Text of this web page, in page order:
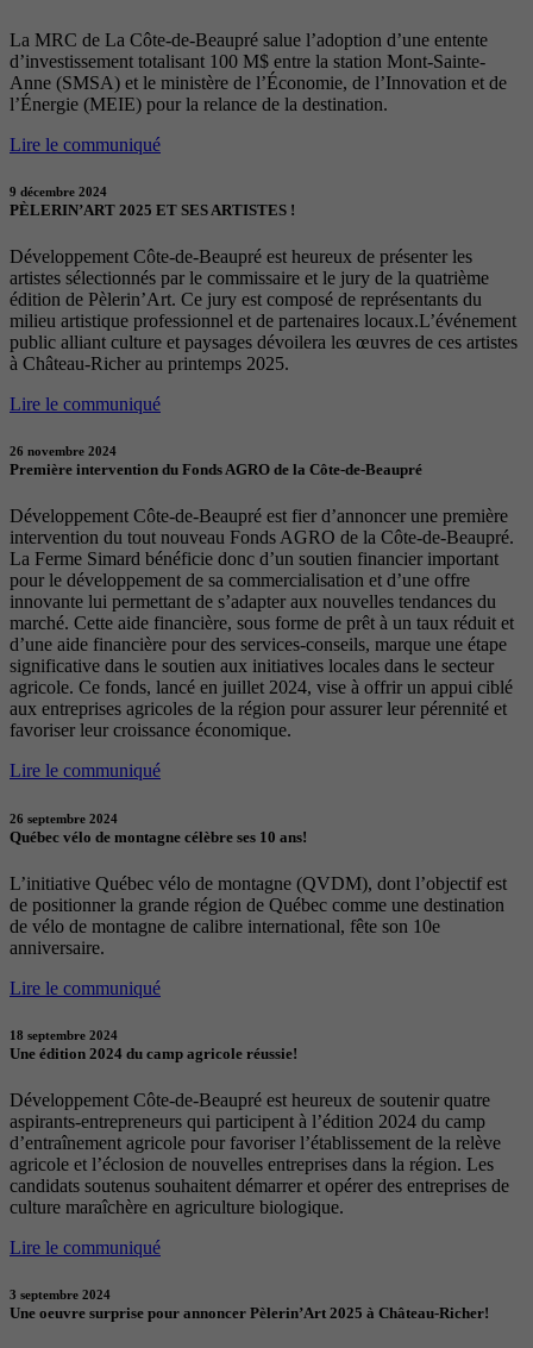
La MRC de La Côte-de-Beaupré salue l’adoption d’une entente
d’investissement totalisant 100 M$ entre la station Mont-Sainte-
Anne (SMSA) et le ministère de l’Économie, de l’Innovation et de
l’Énergie (MEIE) pour la relance de la destination.
Lire le communiqué
9 décembre 2024
PÈLERIN’ART 2025 ET SES ARTISTES !
Développement Côte-de-Beaupré est heureux de présenter les
artistes sélectionnés par le commissaire et le jury de la quatrième
édition de Pèlerin’Art. Ce jury est composé de représentants du
milieu artistique professionnel et de partenaires locaux.L’événement
public alliant culture et paysages dévoilera les œuvres de ces artistes
à Château-Richer au printemps 2025.
Lire le communiqué
26 novembre 2024
Première intervention du Fonds AGRO de la Côte-de-Beaupré
Développement Côte-de-Beaupré est fier d’annoncer une première
intervention du tout nouveau Fonds AGRO de la Côte-de-Beaupré.
La Ferme Simard bénéficie donc d’un soutien financier important
pour le développement de sa commercialisation et d’une offre
innovante lui permettant de s’adapter aux nouvelles tendances du
marché. Cette aide financière, sous forme de prêt à un taux réduit et
d’une aide financière pour des services-conseils, marque une étape
significative dans le soutien aux initiatives locales dans le secteur
agricole. Ce fonds, lancé en juillet 2024, vise à offrir un appui ciblé
aux entreprises agricoles de la région pour assurer leur pérennité et
favoriser leur croissance économique.
Lire le communiqué
26 septembre 2024
Québec vélo de montagne célèbre ses 10 ans!
L’initiative Québec vélo de montagne (QVDM), dont l’objectif est
de positionner la grande région de Québec comme une destination
de vélo de montagne de calibre international, fête son 10e
anniversaire.
Lire le communiqué
18 septembre 2024
Une édition 2024 du camp agricole réussie!
Développement Côte-de-Beaupré est heureux de soutenir quatre
aspirants-entrepreneurs qui participent à l’édition 2024 du camp
d’entraînement agricole pour favoriser l’établissement de la relève
agricole et l’éclosion de nouvelles entreprises dans la région. Les
candidats soutenus souhaitent démarrer et opérer des entreprises de
culture maraîchère en agriculture biologique.
Lire le communiqué
3 septembre 2024
Une oeuvre surprise pour annoncer Pèlerin’Art 2025 à Château-Richer!